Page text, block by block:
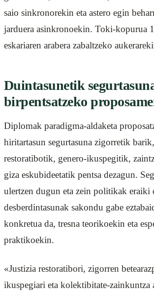
saio sinkronorekin eta astero egin
jarduera asinkronoekin. Toki-kopurua
eskariaren arabera zabaltzeko
Duintasunetik
birpentsatzeko
Diplomak paradigma-aldaketa
hiritartasun segurtasuna zigorretik
restoratibotik, genero-ikuspegitik,
giza eskubideetatik pentsa dezagun.
ulertzen dugun eta zein politikak eraiki
desberdintasunak sakondu gabe
konkretua da, tresna teorikoekin eta
praktikoekin.
«Justizia restoratibori, zigorren
ikuspegiari eta kolektibitate-zainkuntza